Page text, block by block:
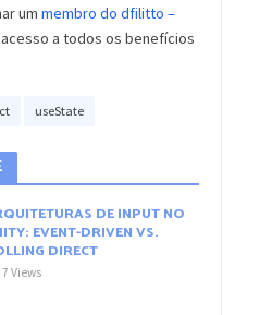
um membro do dfilitto –
a todos os benefícios
useState
DE INPUT NO
EVENT-DRIVEN VS.
DIRECT
7 Views